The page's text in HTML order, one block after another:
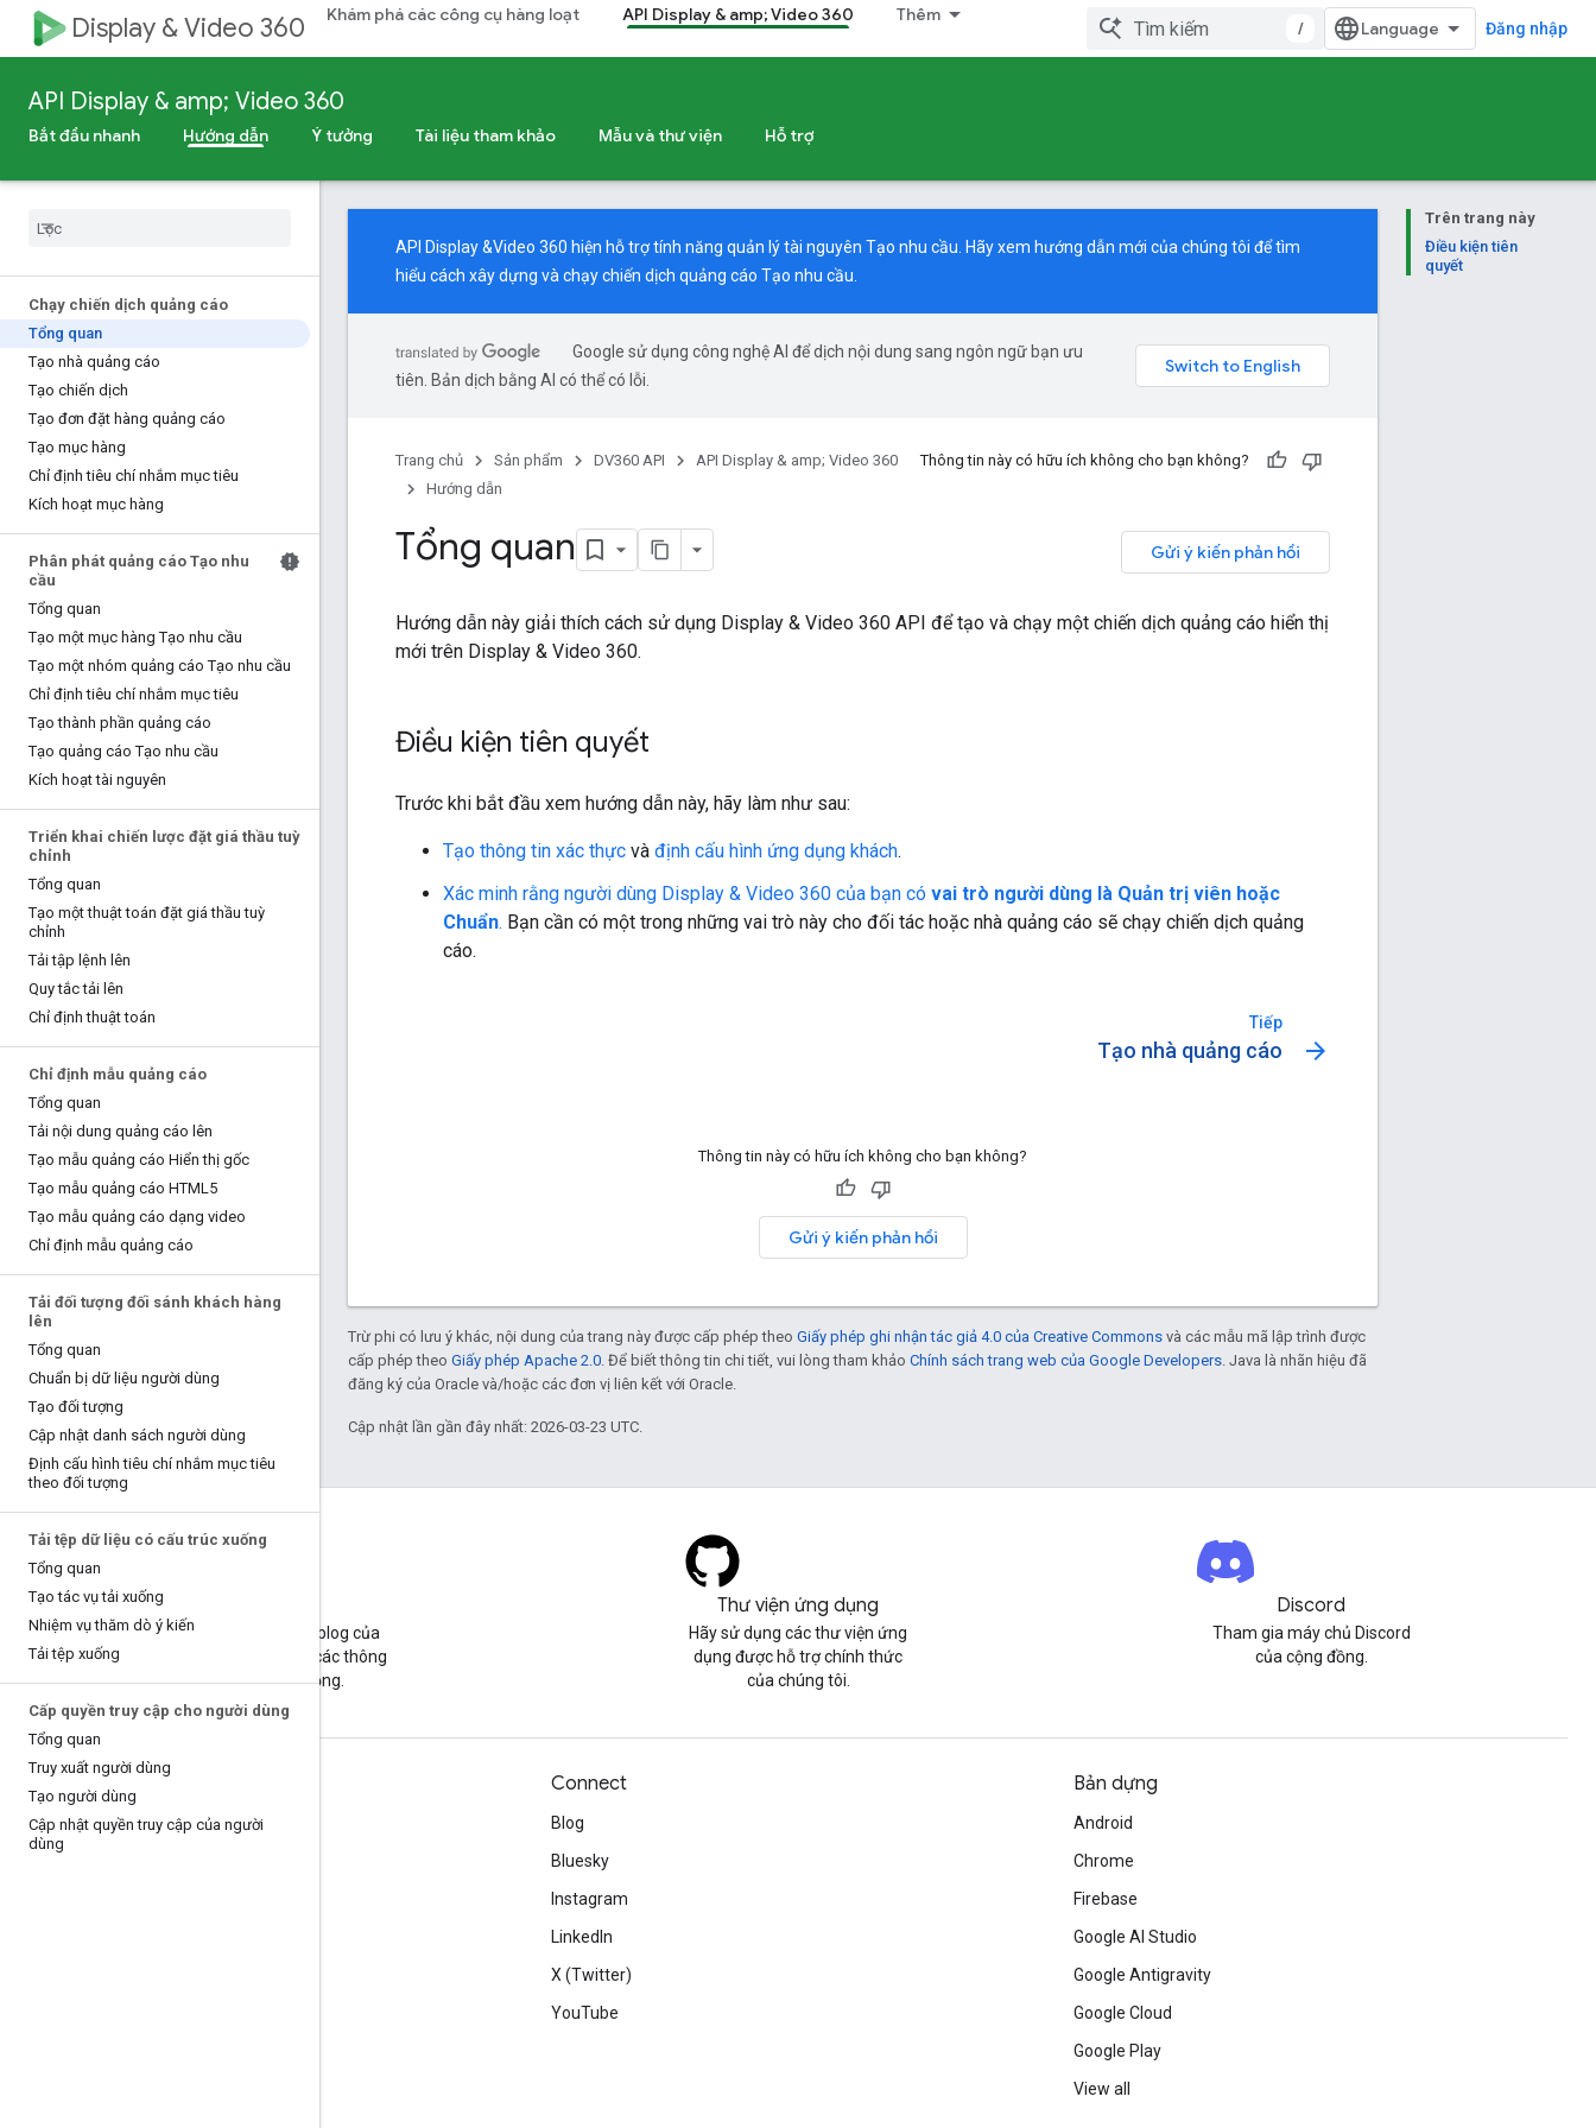
Display & Video 360 Khám phá các công cụ hàng loạt API Display & amp; Video 360 Thêm
/ Đăng nhập
API Display & amp; Video 360
Bắt đầu nhanh Hướng dẫn Ý tưởng Tài liệu tham khảo Mẫu và thư viện Hỗ trợ
Chạy chiến dịch quảng cáo
Tổng quan
Tạo nhà quảng cáo
Tạo chiến dịch
Tạo đơn đặt hàng quảng cáo
Tạo mục hàng
Chỉ định tiêu chí nhắm mục tiêu
Kích hoạt mục hàng
Phân phát quảng cáo Tạo nhu
cầu
Tổng quan
Tạo một mục hàng Tạo nhu cầu
Tạo một nhóm quảng cáo Tạo nhu cầu
Chỉ định tiêu chí nhắm mục tiêu
Tạo thành phần quảng cáo
Tạo quảng cáo Tạo nhu cầu
Kích hoạt tài nguyên
Triển khai chiến lược đặt giá thầu tuỳ
chỉnh
Tổng quan
Tạo một thuật toán đặt giá thầu tuỳ
chỉnh
Tải tập lệnh lên
Quy tắc tải lên
Chỉ định thuật toán
Chỉ định mẫu quảng cáo
Tổng quan
Tải nội dung quảng cáo lên
Tạo mẫu quảng cáo Hiển thị gốc
Tạo mẫu quảng cáo HTML5
Tạo mẫu quảng cáo dạng video
Chỉ định mẫu quảng cáo
Tải đối tượng đối sánh khách hàng
lên
Tổng quan
Chuẩn bị dữ liệu người dùng
Tạo đối tượng
Cập nhật danh sách người dùng
Định cấu hình tiêu chí nhắm mục tiêu
theo đối tượng
Tải tệp dữ liệu có cấu trúc xuống
Tổng quan
Tạo tác vụ tải xuống
Nhiệm vụ thăm dò ý kiến
Tải tệp xuống
Cấp quyền truy cập cho người dùng
Tổng quan
Truy xuất người dùng
Tạo người dùng
Cập nhật quyền truy cập của người
dùng
Trên trang này
Điều kiện tiên
quyết
API Display &Video 360 hiện hỗ trợ tính năng quản lý tài nguyên Tạo nhu cầu. Hãy xem hướng dẫn mới của chúng tôi để tìm
hiểu cách xây dựng và chạy chiến dịch quảng cáo Tạo nhu cầu.
Google sử dụng công nghệ AI để dịch nội dung sang ngôn ngữ bạn ưu
tiên. Bản dịch bằng AI có thể có lỗi.
Trang chủ Sản phẩm DV360 API
API Display & amp; Video 360
Hướng dẫn
Thông tin này có hữu ích không cho bạn không?
Gửi ý kiến phản hồi
Tổng quan
Hướng dẫn này giải thích cách sử dụng Display & Video 360 API để tạo và chạy một chiến dịch quảng cáo hiển thị
mới trên Display & Video 360.
Điều kiện tiên quyết
Trước khi bắt đầu xem hướng dẫn này, hãy làm như sau:
Tạo thông tin xác thực và định cấu hình ứng dụng khách.
Xác minh rằng người dùng Display & Video 360 của bạn có vai trò người dùng là Quản trị viên hoặc
Chuẩn. Bạn cần có một trong những vai trò này cho đối tác hoặc nhà quảng cáo sẽ chạy chiến dịch quảng
cáo.
Tiếp
Tạo nhà quảng cáo arrow_forward
Thông tin này có hữu ích không cho bạn không?
Gửi ý kiến phản hồi
Trừ phi có lưu ý khác, nội dung của trang này được cấp phép theo Giấy phép ghi nhận tác giả 4.0 của Creative Commons và các mẫu mã lập trình được
cấp phép theo Giấy phép Apache 2.0 . Để biết thông tin chi tiết, vui lòng tham khảo Chính sách trang web của Google Developers . Java là nhãn hiệu đã
đăng ký của Oracle và/hoặc các đơn vị liên kết với Oracle.
Cập nhật lần gần đây nhất: 2026-03-23 UTC.
Hãy truy cập vào blog của
chúng tôi để xem các thông
báo quan trọng.
Thư viện ứng dụng
Hãy sử dụng các thư viện ứng
dụng được hỗ trợ chính thức
của chúng tôi.
Discord
Tham gia máy chủ Discord
của cộng đồng.
Thông tin sản phẩm
Điều khoản dịch vụ
Connect
Blog
Bluesky
Instagram
LinkedIn
X (Twitter)
YouTube
Bản dựng
Android
Chrome
Firebase
Google AI Studio
Google Antigravity
Google Cloud
Google Play
View all